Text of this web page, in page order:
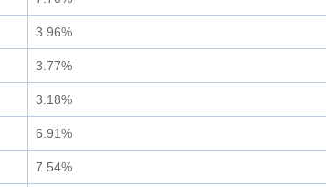
3.96%
3.77%
3.18%
6.91%
7.54%